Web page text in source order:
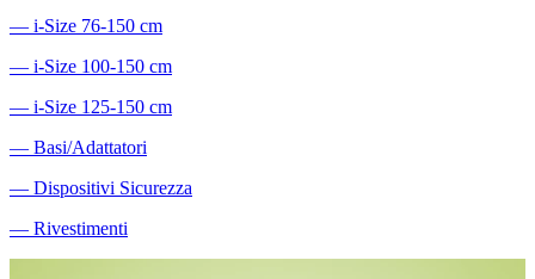
― i-Size 76-150 cm
― i-Size 100-150 cm
― i-Size 125-150 cm
― Basi/Adattatori
― Dispositivi Sicurezza
― Rivestimenti